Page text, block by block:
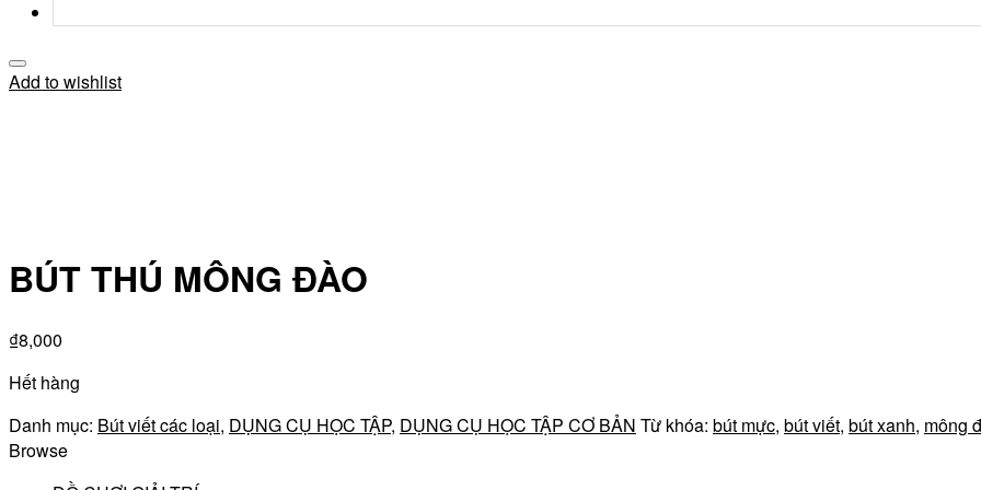
Add to wishlist
BÚT THÚ MÔNG ĐÀO
₫8,000
Hết hàng
Danh mục: Bút viết các loại, DỤNG CỤ HỌC TẬP, DỤNG CỤ HỌC TẬP CƠ BẢN Từ khóa: bút mực, bút viết, bút xanh, mông
Browse